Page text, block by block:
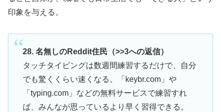
印象を与える。
28. 名無しのReddit住民（>>3への返信）
タッチタイピングは数週間練習するだけで、自分
でも驚くくらい速くなる。「keybr.com」や
「typing.com」などの無料サービスで練習すれ
ば、みんなが思っているより早く習得できる。